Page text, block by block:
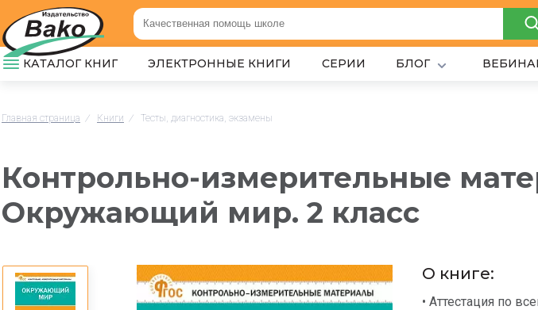
КАТАЛОГ КНИГ ЭЛЕКТРОННЫЕ КНИГИ СЕРИИ БЛОГ
Главная страница / Книги / Тесты, диагностика, экзамены
Контрольно-измерительные
Окружающий мир. 2 класс
О книге:
• Аттестация по